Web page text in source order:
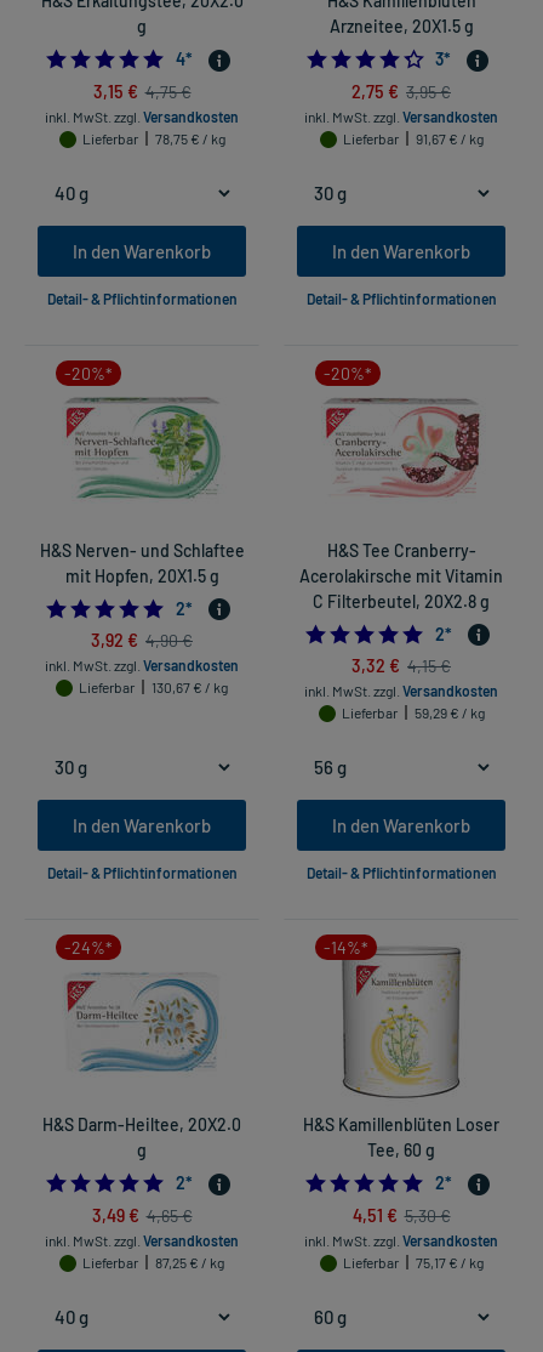
g
4.75
4*
3,15 € 4,75 €
inkl. MwSt. zzgl. Versandkosten
Lieferbar
78,75 € / kg
In den Warenkorb
Detail- & Pflichtinformationen
Arzneitee, 20X1.5 g
3*
2,75 € 3,95 €
inkl. MwSt. zzgl. Versandkosten
Lieferbar
91,67 € / kg
In den Warenkorb
Detail- & Pflichtinformationen
-20%*
H&S Nerven- und Schlaftee
mit Hopfen, 20X1.5 g
5.0
2*
3,92 € 4,90 €
inkl. MwSt. zzgl. Versandkosten
Lieferbar
130,67 € / kg
In den Warenkorb
Detail- & Pflichtinformationen
-20%*
H&S Tee Cranberry-
Acerolakirsche mit Vitamin
C Filterbeutel, 20X2.8 g
5.0
2*
3,32 € 4,15 €
inkl. MwSt. zzgl. Versandkosten
Lieferbar
59,29 € / kg
In den Warenkorb
Detail- & Pflichtinformationen
-24%*
H&S Darm-Heiltee, 20X2.0
g
5.0
2*
3,49 € 4,65 €
inkl. MwSt. zzgl. Versandkosten
Lieferbar
87,25 € / kg
-14%*
H&S Kamillenblüten Loser
Tee, 60 g
5.0
2*
4,51 € 5,30 €
inkl. MwSt. zzgl. Versandkosten
Lieferbar
75,17 € / kg